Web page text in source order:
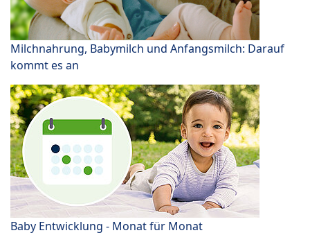
Milchnahrung, Babymilch und Anfangsmilch: Darauf
kommt es an
Baby Entwicklung - Monat für Monat